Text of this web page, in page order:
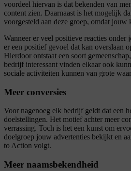
voordeel hiervan is dat bekenden van
content zien. Daarnaast is het mogelijk
voorgesteld aan deze groep, omdat jouw
Wanneer er veel positieve reacties onder
er een positief gevoel dat kan overslaan
Hierdoor ontstaat een soort
bedrijf interessant vinden elkaar ook
sociale activiteiten kunnen van grote
Meer conversies
Voor nagenoeg elk bedrijf geldt dat een
doelstellingen. Het motief achter meer
verrassing. Toch is het een kunst om
doelgroep jouw advertenties bekijkt en
to Action volgt.
Meer naamsbekendheid